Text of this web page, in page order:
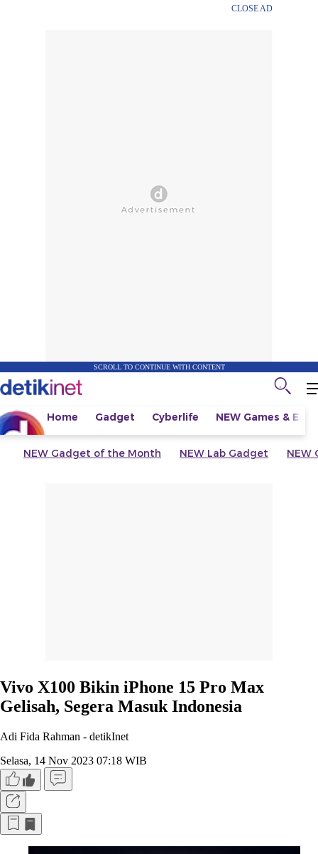
CLOSE AD
SCROLL TO CONTINUE WITH CONTENT
Home Gadget Cyberlife NEW Games &
NEW Gadget of the Month NEW Lab Gadget NEW
Vivo X100 Bikin iPhone 15 Pro Max
Gelisah, Segera Masuk Indonesia
Adi Fida Rahman - detikInet
Selasa, 14 Nov 2023 07:18 WIB